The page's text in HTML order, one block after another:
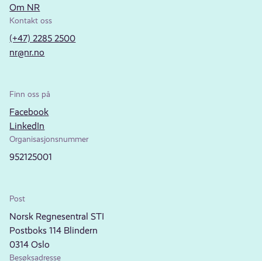
Om NR
Kontakt oss
(+47) 2285 2500
nr@nr.no
Finn oss på
Facebook
LinkedIn
Organisasjonsnummer
952125001
Post
Norsk Regnesentral STI
Postboks 114 Blindern
0314 Oslo
Besøksadresse